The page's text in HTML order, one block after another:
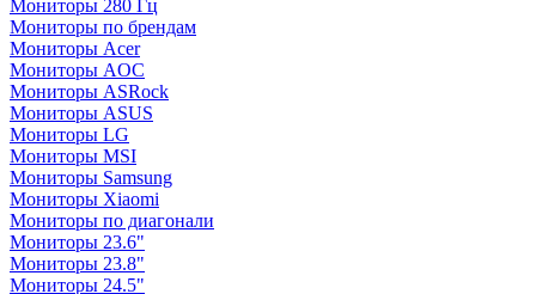
Мониторы 280 Гц
Мониторы по брендам
Мониторы Acer
Мониторы AOC
Мониторы ASRock
Мониторы ASUS
Мониторы LG
Мониторы MSI
Мониторы Samsung
Мониторы Xiaomi
Мониторы по диагонали
Мониторы 23.6"
Мониторы 23.8"
Мониторы 24.5"